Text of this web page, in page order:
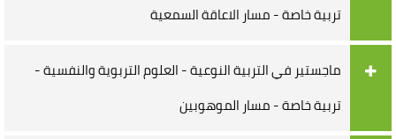
تربية خاصة - مسار الاعاقة السمعية
ماجستير في التربية النوعية - العلوم التربوية والنفسية -
تربية خاصة - مسار الموهوبين